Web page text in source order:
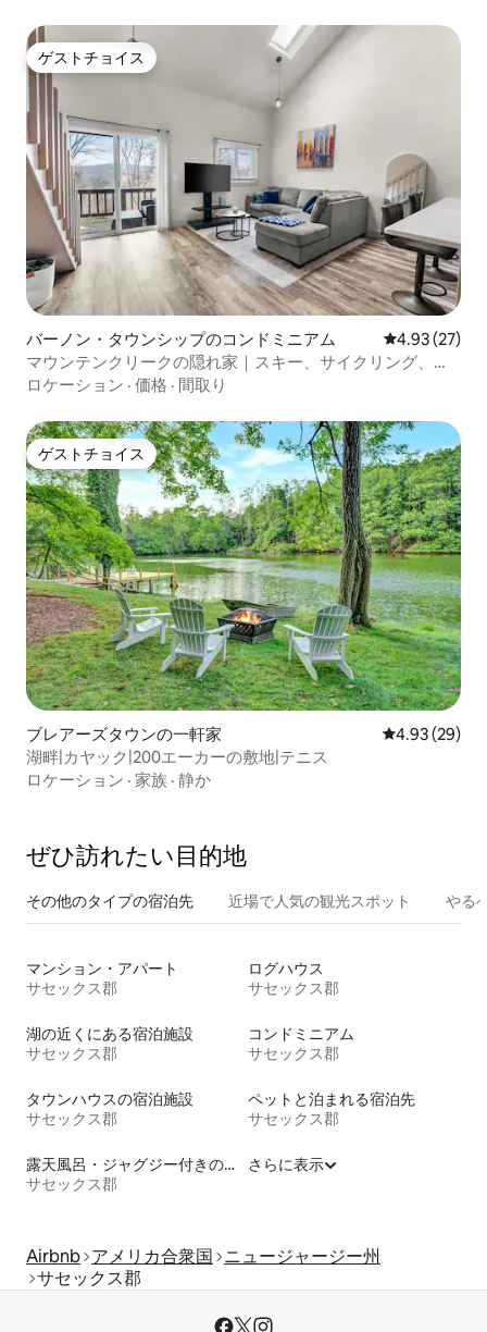
ゲストチョイス
ゲストチョイス
バーノン・タウンシップのコンドミニアム レビュー27
4.93 (27)
マウンテンクリークの隠れ家｜スキー、サイクリング、ゴ
ルフ、リラックス
ロケーション · 価格 · 間取り
ゲストチョイス
ゲストチョイス
ブレアーズタウンの一軒家 レビュー29
4.93 (29)
湖畔|カヤック|200エーカーの敷地|テニス
ロケーション · 家族 · 静か
ぜひ訪⁠れ⁠た⁠い目⁠的⁠地
その他のタ⁠イ⁠プ⁠の宿⁠泊⁠先 近場で人気の観光スポット やる
マンション・アパート
サセックス郡
ログハウス
サセックス郡
湖の近くにある宿泊施設
サセックス郡
コンドミニアム
サセックス郡
タウンハウスの宿泊施設
サセックス郡
ペットと泊まれる宿泊先
サセックス郡
露天風呂・ジャグジー付きの宿泊施設
サセックス郡
さらに表示
Airbnb アメリカ合衆国 ニュージャージー州
サセックス郡